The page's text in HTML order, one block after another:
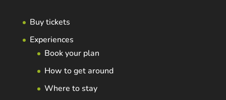
Buy tickets
Experiences
Book your plan
How to get around
Where to stay